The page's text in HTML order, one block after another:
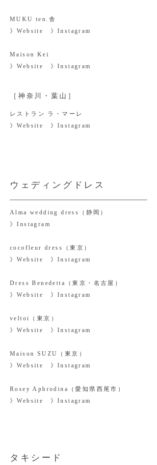
MUKU ten.舎
》Website ​》Instagram
Maison Kei
》Website ​》Instagram
［神奈川・葉山］
レストラン ラ・マーレ
》Website ​》Instagram
ウェディングドレス
Alma wedding dress（静岡）
​》Instagram
cocofleur dress（東京）
》Website ​》Instagram
Dress Benedetta（東京・名古屋）
》Website ​》Instagram
veltoi（東京）
》Website ​》Instagram
Maison SUZU（東京）
》Website ​》Instagram
Rosey Aphrodina（愛知県西尾市）
》Website ​》Instagram
タキシード